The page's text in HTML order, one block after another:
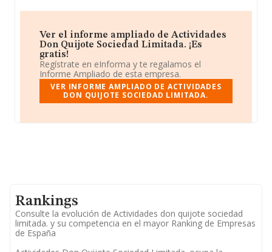
Ver el informe ampliado de Actividades
Don Quijote Sociedad Limitada. ¡Es
gratis!
Regístrate en eInforma y te regalamos el
Informe Ampliado de esta empresa.
VER INFORME AMPLIADO DE ACTIVIDADES
DON QUIJOTE SOCIEDAD LIMITADA.
Rankings
Consulte la evolución de Actividades don quijote sociedad
limitada. y su competencia en el mayor Ranking de Empresas
de España